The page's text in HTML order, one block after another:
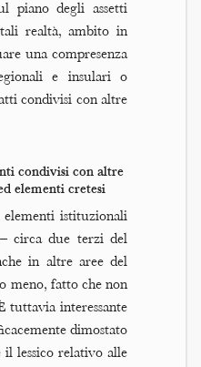
piano degli assetti
realtà, ambito in
una compresenza
e insulari o
condivisi con altre
condivisi con altre
elementi cretesi
istituzionali
circa due terzi del
in altre aree del
meno, fatto che non
tuttavia interessante
dimostato
il lessico relativo alle